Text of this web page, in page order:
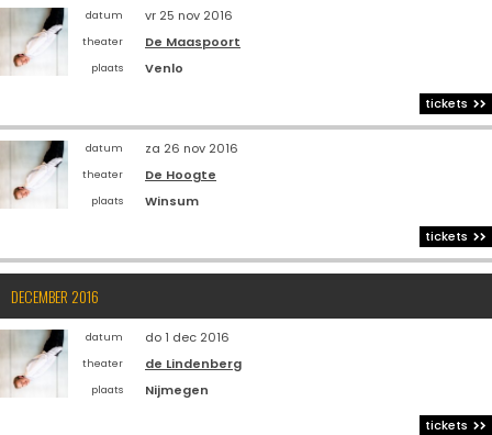
datum vr 25 nov 2016
theater De Maaspoort
plaats
Venlo
tickets
datum za 26 nov 2016
theater De Hoogte
plaats
Winsum
tickets
DECEMBER 2016
datum do 1 dec 2016
theater de Lindenberg
plaats
Nijmegen
tickets